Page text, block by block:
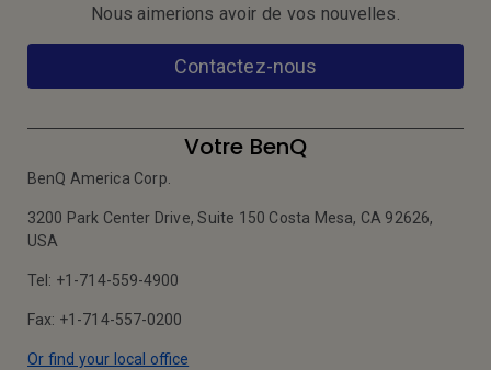
Nous aimerions avoir de vos nouvelles.
Contactez-nous
Votre BenQ
BenQ America Corp.
3200 Park Center Drive, Suite 150 Costa Mesa, CA 92626,
USA
Tel: +1-714-559-4900
Fax: +1-714-557-0200
Or find your local office